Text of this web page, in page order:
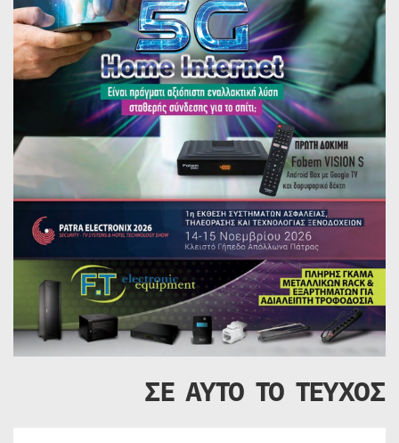
ΣΕ ΑΥΤΟ ΤΟ ΤΕΥΧΟΣ